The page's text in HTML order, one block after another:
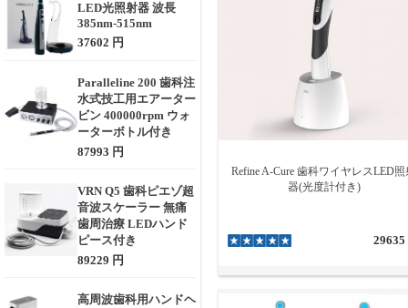
LED光照射器 波長
385nm-515nm
37602 円
Paralleline 200 歯科注
水式技工用エアーター
ビン 400000rpm ウォ
ーターボトル付き
87993 円
VRN Q5 歯科ピエゾ超
音波スケーラー 無痛
歯周治療 LEDハンド
ピース付き
89229 円
高周波歯科用ハンドヘ
Refine A-Cure 歯科ワイヤレスLED照
器(光度計付き)
29635